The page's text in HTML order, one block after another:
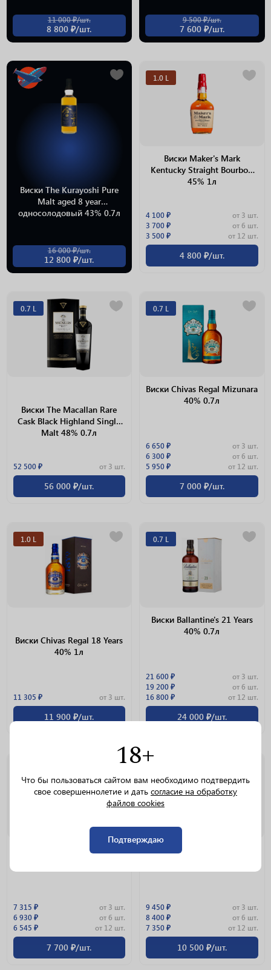
18+
Что бы пользоваться сайтом вам необходимо подтвердить
свое совершеннолетие и дать согласие на обработку
файлов cookies
Подтверждаю
11 000 ₽/шт.
8 800 ₽/шт.
9 500 ₽/шт.
7 600 ₽/шт.
Виски The Kurayoshi Pure
Malt aged 8 year
односолодовый 43% 0.7л
16 000 ₽/шт.
12 800 ₽/шт.
1.0 L
Виски Maker's Mark
Kentucky Straight Bourbon
45% 1л
4 100 ₽
от 3 шт.
3 700 ₽
от 6 шт.
3 500 ₽
от 12 шт.
4 800 ₽/шт.
0.7 L
Виски The Macallan Rare
Cask Black Highland Single
Malt 48% 0.7л
52 500 ₽ от 3 шт.
56 000 ₽/шт.
0.7 L
Виски Chivas Regal Mizunara
40% 0.7л
6 650 ₽
от 3 шт.
6 300 ₽
от 6 шт.
5 950 ₽
от 12 шт.
7 000 ₽/шт.
1.0 L
Виски Chivas Regal 18 Years
40% 1л
11 305 ₽ от 3 шт.
11 900 ₽/шт.
0.7 L
Виски Ballantine's 21 Years
40% 0.7л
21 600 ₽
от 3 шт.
19 200 ₽
от 6 шт.
16 800 ₽
от 12 шт.
24 000 ₽/шт.
Виски Chivas Regal 15 Years
7 315 ₽
от 3 шт.
6 930 ₽
от 6 шт.
6 545 ₽
от 12 шт.
7 700 ₽/шт.
Виски Ballantine's 17 Years
9 450 ₽
от 3 шт.
8 400 ₽
от 6 шт.
7 350 ₽
от 12 шт.
10 500 ₽/шт.